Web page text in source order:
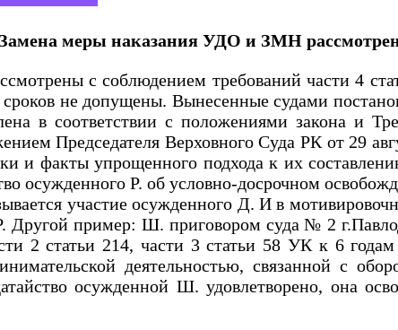
Замена меры наказания УДО и ЗМН
с соблюдением требований части 4
сроков не допущены. Вынесенные судами
в соответствии с положениями закона и
Председателя Верховного Суда РК от 29
и факты упрощенного подхода к их
осужденного Р. об условно-досрочном
участие осужденного Д. И в
Другой пример: Ш. приговором суда № 2
2 статьи 214, части 3 статьи 58 УК к 6
деятельностью, связанной с
осужденной Ш. удовлетворено, она